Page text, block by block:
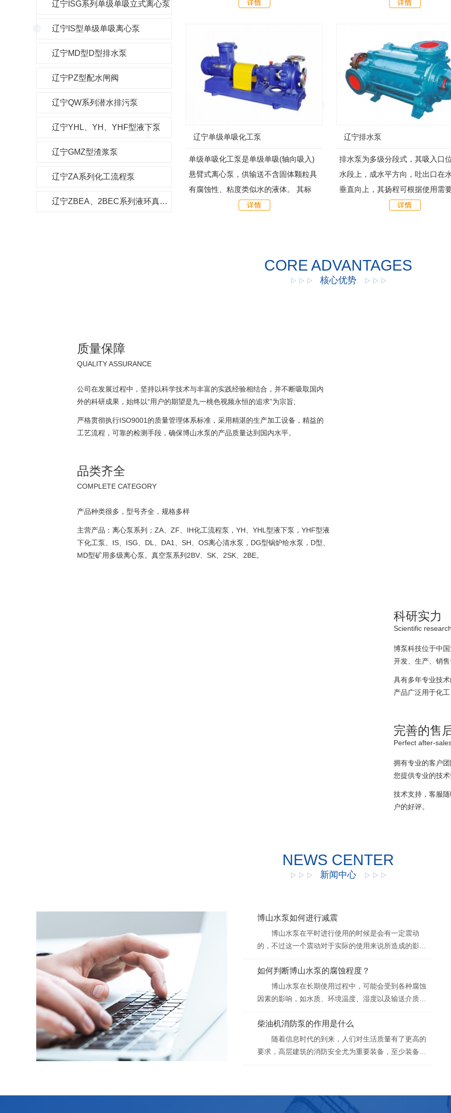
辽宁ISG系列单级单吸立式离心泵
辽宁IS型单级单吸离心泵
辽宁MD型D型排水泵
辽宁PZ型配水闸阀
辽宁QW系列潜水排污泵
辽宁YHL、YH、YHF型液下泵
辽宁GMZ型渣浆泵
辽宁ZA系列化工流程泵
辽宁ZBEA、2BEC系列液环真空泵及压缩机
库、水渠等提水工程：主要用于农田灌
水，工厂及城市...
辽宁单级单吸化工泵
单级单吸化工泵是单级单吸(轴向吸入)
悬臂式离心泵，供输送不含固体颗粒具
有腐蚀性、粘度类似水的液体。 其标
记、额定性能和尺寸等效采用国际标准
辽宁排水泵
排水泵为多级分段式，其吸入口
水段上，成水平方向，吐出口在
垂直向上，其扬程可根据使用需
减水泵级数。水泵装配良好与否，
CORE ADVANTAGES
核心优势
质量保障
QUALITY ASSURANCE
公司在发展过程中，坚持以科学技术与丰富的实践经验相结合，并不断吸取国内
外的科研成果，始终以“用户的期望是九一桃色视频永恒的追求”为宗旨;
严格贯彻执行ISO9001的质量管理体系标准，采用精湛的生产加工设备，精益的
工艺流程，可靠的检测手段，确保博山水泵的产品质量达到国内水平。
品类齐全
COMPLETE CATEGORY
产品种类很多，型号齐全，规格多样
主营产品：离心泵系列；ZA、ZF、IH化工流程泵，YH、YHL型液下泵，YHF型液
下化工泵、IS、ISG、DL、DA1、SH、OS离心清水泵，DG型锅炉给水泵，D型、
MD型矿用多级离心泵。真空泵系列2BV、SK、2SK、2BE。
科研实力
Scientific
博泵科技位于中
开发、生产、销售
具有多年专业技
产品广泛用于化
完善的售
Perfect after-
拥有专业的客户
您提供专业的技术
技术支持，客服
户的好评。
NEWS CENTER
新闻中心
博山水泵如何进行减震
博山水泵在平时进行使用的时候是会有一定震动
的，不过这一个震动对于实际的使用来说所造成的影响
如何判断博山水泵的腐蚀程度？
博山水泵在长期使用过程中，可能会受到各种腐蚀
因素的影响，如水质、环境温度、湿度以及输送介质的
柴油机消防泵的作用是什么
随着信息时代的到来，人们对生活质量有了更高的
要求，高层建筑的消防安全尤为重要装备，至少装备一